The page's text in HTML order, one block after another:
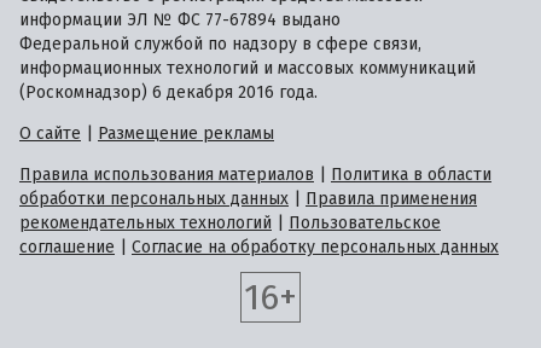
информации ЭЛ № ФС 77-67894 выдано
Федеральной службой по надзору в сфере связи,
информационных технологий и массовых коммуникаций
(Роскомнадзор) 6 декабря 2016 года.
О сайте
Размещение рекламы
Правила использования материалов
Политика в области
обработки персональных данных
Правила применения
рекомендательных технологий
Пользовательское
соглашение
Согласие на обработку персональных данных
16+